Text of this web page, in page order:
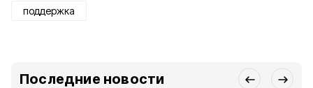
поддержка
Последние новости